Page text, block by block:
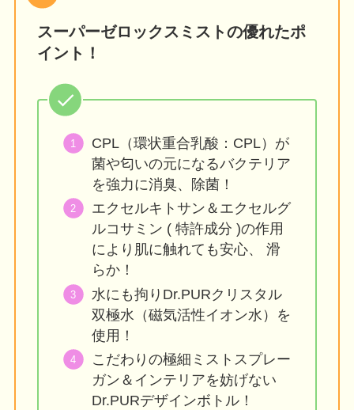
スーパーゼロックスミストの優れたポ
イント！
CPL（環状重合乳酸：CPL）が
菌や匂いの元になるバクテリア
を強力に消臭、除菌！
エクセルキトサン＆エクセルグ
ルコサミン ( 特許成分 )の作用
により肌に触れても安心、 滑
らか！
水にも拘りDr.PURクリスタル
双極水（磁気活性イオン水）を
使用！
こだわりの極細ミストスプレー
ガン＆インテリアを妨げない
Dr.PURデザインボトル！